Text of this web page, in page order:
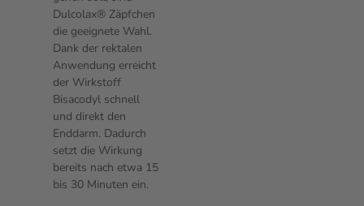
Dulcolax® Zäpfchen
die geeignete Wahl.
Dank der rektalen
Anwendung erreicht
der Wirkstoff
Bisacodyl schnell
und direkt den
Enddarm. Dadurch
setzt die Wirkung
bereits nach etwa 15
bis 30 Minuten ein.